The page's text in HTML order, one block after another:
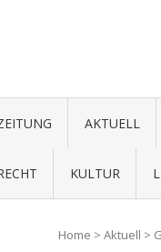
AKTUELL
KULTUR
Home > Aktuell >